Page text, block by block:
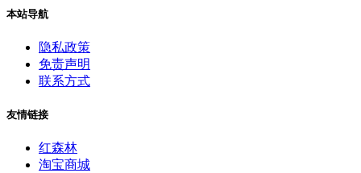
本站导航
隐私政策
免责声明
联系方式
友情链接
红森林
淘宝商城